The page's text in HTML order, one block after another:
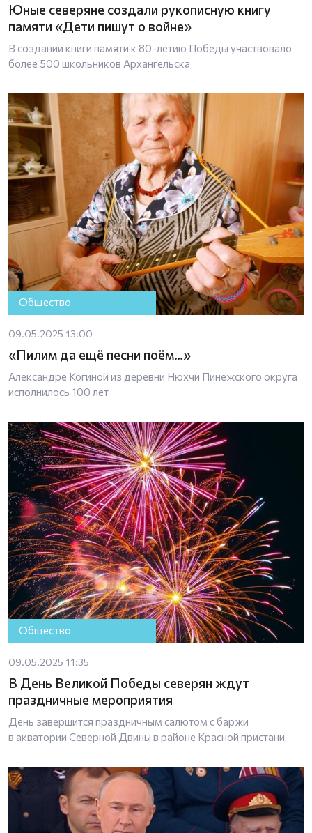
Юные северяне создали рукописную книгу
памяти «Дети пишут о войне»
В создании книги памяти к 80-летию Победы участвовало
более 500 школьников Архангельска
Общество
09.05.2025 13:00
«Пилим да ещё песни поём…»
Александре Когиной из деревни Нюхчи Пинежского округа
исполнилось 100 лет
Общество
09.05.2025 11:35
В День Великой Победы северян ждут
праздничные мероприятия
День завершится праздничным салютом с баржи
в акватории Северной Двины в районе Красной пристани